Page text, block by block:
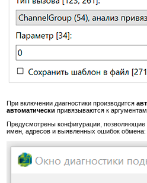
При включении диагностики производится
автоматически привязываются к
Предусмотрены конфигурации, позволяющие
имен, адресов и выявленных ошибок